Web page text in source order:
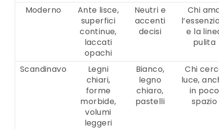
Moderno
Ante lisce,
superfici
continue,
laccati
opachi
Neutri e
accenti
decisi
Chi
e la
pulita
Scandinavo
Legni
chiari,
forme
morbide,
volumi
leggeri
Bianco,
legno
chiaro,
pastelli
Chi
luce,
in poco
spazio